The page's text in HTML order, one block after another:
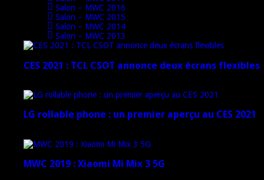
Salon – MWC 2016
Salon – MWC 2015
Salon – MWC 2014
Salon – MWC 2013
CES 2021 : TCL CSOT annonce deux écrans flexibles
LG rollable phone : un premier aperçu au CES 2021
MWC 2019 : Xiaomi Mi Mix 3 5G